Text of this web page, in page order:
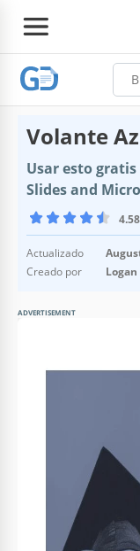
Volante
Usar esto
Slides and
Actualizado
Creado por
ADVERTISEMENT